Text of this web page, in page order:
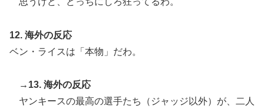
12. 海外の反応
ベン・ライスは「本物」だわ。
→13. 海外の反応
ヤンキースの最高の選手たち（ジャッジ以外）が、二人